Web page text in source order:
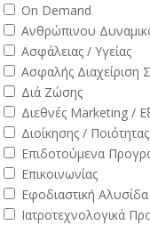
On Demand
Ανθρώπινου
Ασφάλειας / Υγείας
Ασφαλής Διαχείριση
Διά Ζώσης
Διεθνές Marketing /
Διοίκησης / Ποιότητας
Επιδοτούμενα
Επικοινωνίας
Εφοδιαστική Αλυσίδα
Ιατροτεχνολογικά